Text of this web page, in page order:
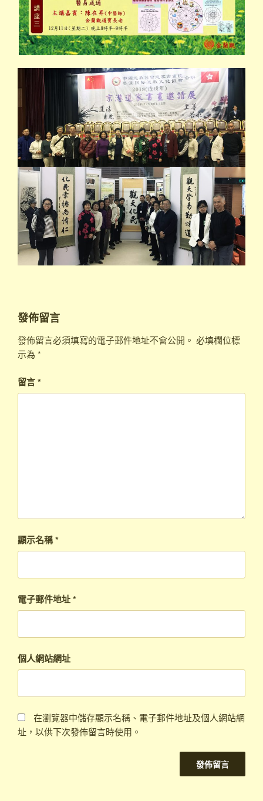
發佈留言
發佈留言必須填寫的電子郵件地址不會公開。 必填欄位標
示為 *
留言*
顯示名稱*
電子郵件地址*
個人網站網址
在瀏覽器中儲存顯示名稱、電子郵件地址及個人網站網
址，以供下次發佈留言時使用。